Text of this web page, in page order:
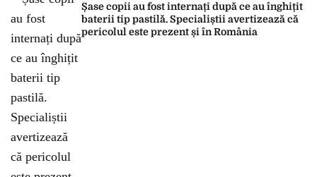
Șase copii au fost internați după ce au înghițit
baterii tip pastilă. Specialiștii avertizează că
pericolul este prezent și în România